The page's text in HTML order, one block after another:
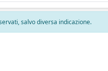
salvo diversa indicazione.